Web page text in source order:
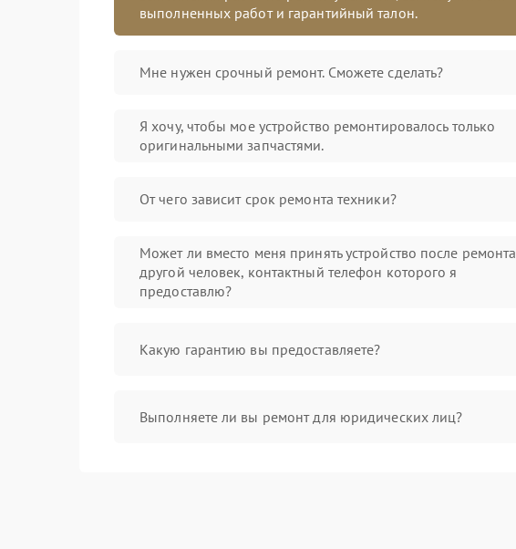
выполненных работ и гарантийный талон.
Мне нужен срочный ремонт. Сможете сделать?
Я хочу, чтобы мое устройство ремонтировалось только
оригинальными запчастями.
От чего зависит срок ремонта техники?
Может ли вместо меня принять устройство после ремонта
другой человек, контактный телефон которого я
предоставлю?
Какую гарантию вы предоставляете?
Выполняете ли вы ремонт для юридических лиц?